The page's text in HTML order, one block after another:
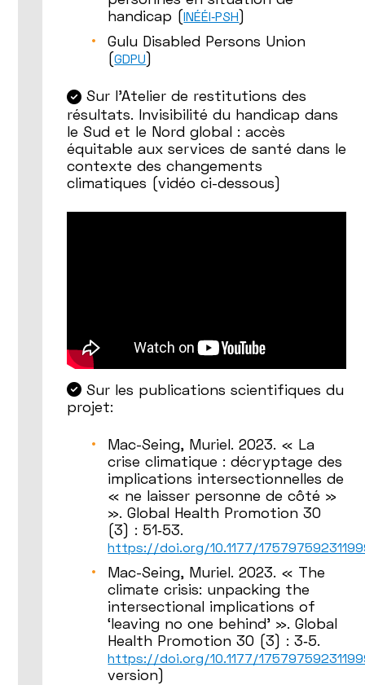
handicap (INÉÉI‑PSH)
Gulu Disabled Persons Union
(GDPU)
Sur l'Atelier de restitutions des
résultats. Invisibilité du handicap dans
le Sud et le Nord global : accès
équitable aux services de santé dans le
contexte des changements
climatiques (vidéo ci-dessous)
Sur les publications scientifiques du
projet:
Mac-Seing, Muriel. 2023. « La
crise climatique : décryptage des
implications intersectionnelles de
« ne laisser personne de côté »
». Global Health Promotion 30
(3) : 51‑53.
https://doi.org/10.1177/
Mac-Seing, Muriel. 2023. « The
climate crisis: unpacking the
intersectional implications of
‘leaving no one behind’ ». Global
Health Promotion 30 (3) : 3‑5.
https://doi.org/10.1177/
version)